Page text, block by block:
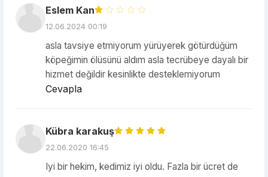
Eslem Kan
12.06.2024 00:19
asla tavsiye etmiyorum yürüyerek götürdüğüm
köpeğimin ölüsünü aldım asla tecrübeye dayalı bir
hizmet değildir kesinlikte desteklemiyorum
Cevapla
Kübra karakuş
22.06.2020 16:45
Iyi bir hekim, kedimiz iyi oldu. Fazla bir ücret de